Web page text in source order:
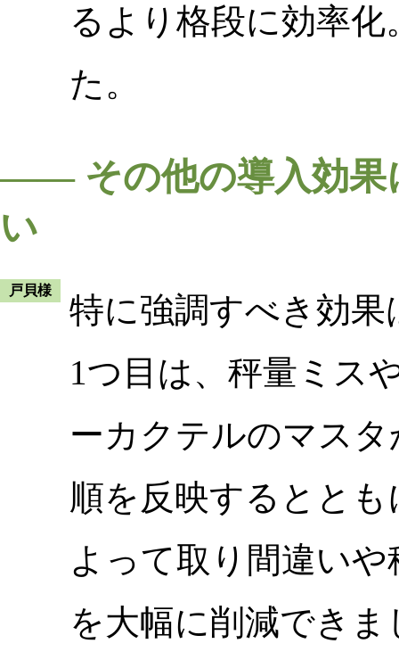
るより格段に効率
た。
―― その他の導入効果
い
戸貝様
特に強調すべき効
1つ目は、秤量ミス
ーカクテルのマス
順を反映するとと
よって取り間違い
を大幅に削減できま